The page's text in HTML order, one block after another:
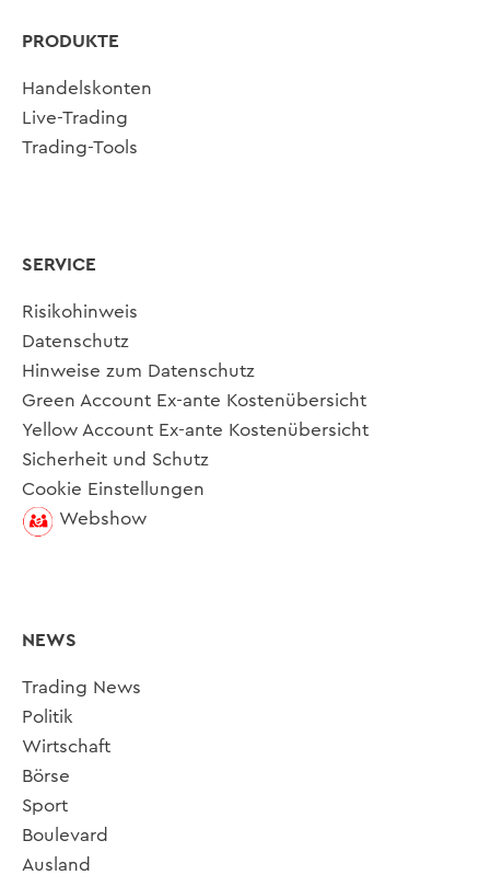
PRODUKTE
Handelskonten
Live-Trading
Trading-Tools
SERVICE
Risikohinweis
Datenschutz
Hinweise zum Datenschutz
Green Account Ex-ante Kostenübersicht
Yellow Account Ex-ante Kostenübersicht
Sicherheit und Schutz
Cookie Einstellungen
Webshow
NEWS
Trading News
Politik
Wirtschaft
Börse
Sport
Boulevard
Ausland